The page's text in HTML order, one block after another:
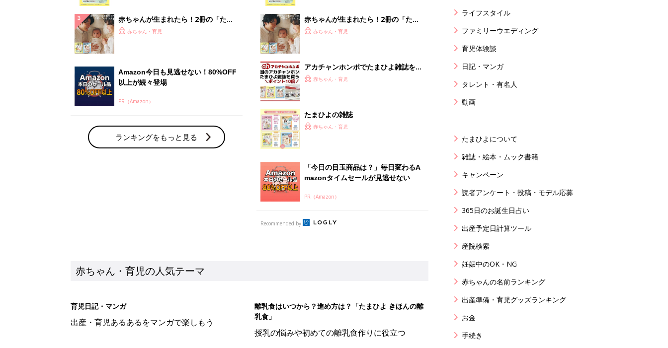
赤ちゃんが生まれたら！2冊の「たま
ひよ」
赤ちゃん・育児
Amazon今日も見逃せない！80%OFF
以上が続々登場
PR（Amazon）
ランキングをもっと見る
赤ちゃんが生まれたら！2冊の「たま
ひよ」
赤ちゃん・育児
アカチャンホンポでたまひよ雑誌を買
うとポイント10倍【期間限定】
赤ちゃん・育児
たまひよの雑誌
赤ちゃん・育児
「今日の目玉商品は？」毎日変わるA
mazonタイムセールが見逃せない
PR（Amazon）
Recommended by
赤ちゃん・育児の人気テーマ
育児日記・マンガ
出産・育児あるあるをマンガで楽しもう
離乳食はいつから？進め方は？「たまひよ きほんの離
乳食」
授乳の悩みや初めての離乳食作りに役立つ
ライフスタイル
ファミリーウエディング
育児体験談
日記・マンガ
タレント・有名人
動画
たまひよについて
雑誌・絵本・ムック書籍
キャンペーン
読者アンケート・投稿・モデル応募
365日のお誕生日占い
出産予定日計算ツール
産院検索
妊娠中のOK・NG
赤ちゃんの名前ランキング
出産準備・育児グッズランキング
お金
手続き